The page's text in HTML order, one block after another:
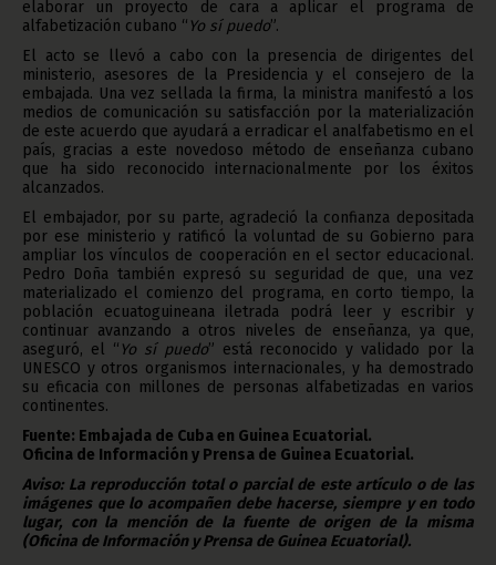
elaborar un proyecto de cara a aplicar el programa de
alfabetización cubano “ Yo sí puedo”.
El acto se llevó a cabo con la presencia de dirigentes del
ministerio, asesores de la Presidencia y el consejero de la
embajada. Una vez sellada la firma, la ministra manifestó a los
medios de comunicación su satisfacción por la materialización
de este acuerdo que ayudará a erradicar el analfabetismo en el
país, gracias a este novedoso método de enseñanza cubano
que ha sido reconocido internacionalmente por los éxitos
alcanzados.
El embajador, por su parte, agradeció la confianza depositada
por ese ministerio y ratificó la voluntad de su Gobierno para
ampliar los vínculos de cooperación en el sector educacional.
Pedro Doña también expresó su seguridad de que, una vez
materializado el comienzo del programa, en corto tiempo, la
población ecuatoguineana iletrada podrá leer y escribir y
continuar avanzando a otros niveles de enseñanza, ya que,
aseguró, el “ Yo sí puedo” está reconocido y validado por la
UNESCO y otros organismos internacionales, y ha demostrado
su eficacia con millones de personas alfabetizadas en varios
continentes.
Fuente: Embajada de Cuba en Guinea Ecuatorial.
Oficina de Información y Prensa de Guinea Ecuatorial.
Aviso: La reproducción total o parcial de este artículo o de las
imágenes que lo acompañen debe hacerse, siempre y en todo
lugar, con la mención de la fuente de origen de la misma
(Oficina de Información y Prensa de Guinea Ecuatorial).